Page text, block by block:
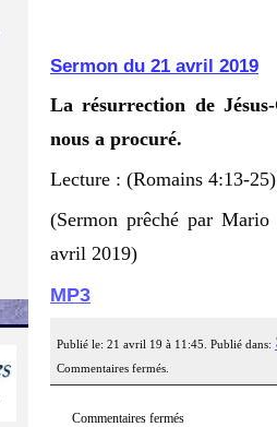
Sermon du 21 avril 2019
La résurrection de
nous a procuré.
Lecture : (Romains 4:13-25)
(Sermon prêché par
avril 2019)
MP3
Publié le: 21 avril 19 à 11:45. Publié dans:
Commentaires fermés.
Commentaires fermés